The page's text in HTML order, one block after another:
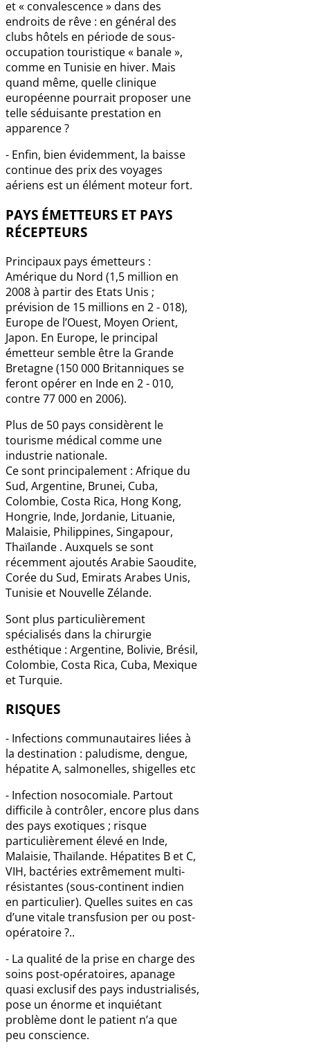
et « convalescence » dans des
endroits de rêve : en général des
clubs hôtels en période de sous-
occupation touristique « banale »,
comme en Tunisie en hiver. Mais
quand même, quelle clinique
européenne pourrait proposer une
telle séduisante prestation en
apparence ?
- Enfin, bien évidemment, la baisse
continue des prix des voyages
aériens est un élément moteur fort.
PAYS ÉMETTEURS ET PAYS
RÉCEPTEURS
Principaux pays émetteurs :
Amérique du Nord (1,5 million en
2008 à partir des Etats Unis ;
prévision de 15 millions en 2 - 018),
Europe de l’Ouest, Moyen Orient,
Japon. En Europe, le principal
émetteur semble être la Grande
Bretagne (150 000 Britanniques se
feront opérer en Inde en 2 - 010,
contre 77 000 en 2006).
Plus de 50 pays considèrent le
tourisme médical comme une
industrie nationale.
Ce sont principalement : Afrique du
Sud, Argentine, Brunei, Cuba,
Colombie, Costa Rica, Hong Kong,
Hongrie, Inde, Jordanie, Lituanie,
Malaisie, Philippines, Singapour,
Thaïlande . Auxquels se sont
récemment ajoutés Arabie Saoudite,
Corée du Sud, Emirats Arabes Unis,
Tunisie et Nouvelle Zélande.
Sont plus particulièrement
spécialisés dans la chirurgie
esthétique : Argentine, Bolivie, Brésil,
Colombie, Costa Rica, Cuba, Mexique
et Turquie.
RISQUES
- Infections communautaires liées à
la destination : paludisme, dengue,
hépatite A, salmonelles, shigelles etc
- Infection nosocomiale. Partout
difficile à contrôler, encore plus dans
des pays exotiques ; risque
particulièrement élevé en Inde,
Malaisie, Thaïlande. Hépatites B et C,
VIH, bactéries extrêmement multi-
résistantes (sous-continent indien
en particulier). Quelles suites en cas
d’une vitale transfusion per ou post-
opératoire ?..
- La qualité de la prise en charge des
soins post-opératoires, apanage
quasi exclusif des pays industrialisés,
pose un énorme et inquiétant
problème dont le patient n’a que
peu conscience.